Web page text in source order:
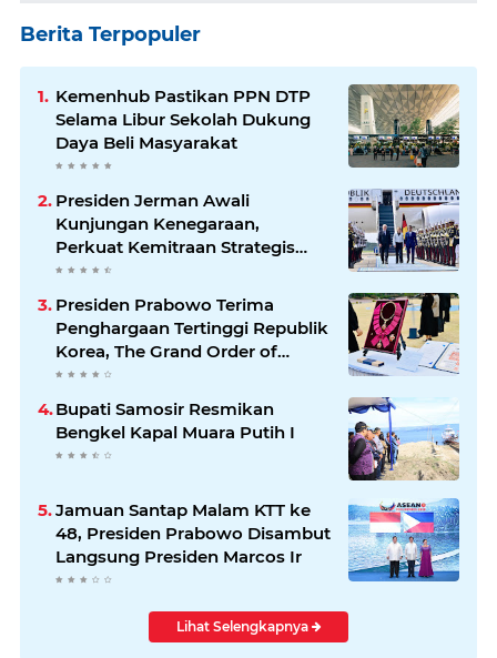
Berita Terpopuler
Kemenhub Pastikan PPN DTP
Selama Libur Sekolah Dukung
Daya Beli Masyarakat
Presiden Jerman Awali
Kunjungan Kenegaraan,
Perkuat Kemitraan Strategis
Indonesia–Jerman
Presiden Prabowo Terima
Penghargaan Tertinggi Republik
Korea, The Grand Order of
Mugunghwa
Bupati Samosir Resmikan
Bengkel Kapal Muara Putih I
Jamuan Santap Malam KTT ke
48, Presiden Prabowo Disambut
Langsung Presiden Marcos Ir
Lihat Selengkapnya